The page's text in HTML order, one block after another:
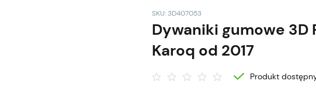
SKU: 3D407053
Dywaniki gumowe 3D
Karoq od 2017
Produkt